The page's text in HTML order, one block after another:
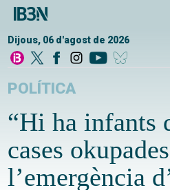
Dijous, 06 d'agost de 2026
POLÍTICA
“Hi ha infants
cases
l’emergència